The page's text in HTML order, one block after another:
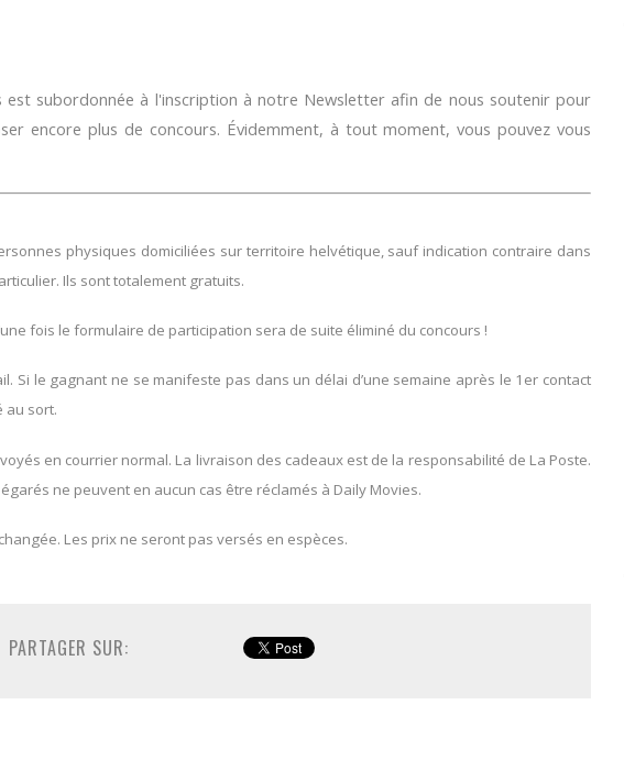
est subordonnée à l'inscription à notre Newsletter afin de nous soutenir pour
encore plus de concours. Évidemment, à tout moment, vous pouvez vous
physiques domiciliées sur territoire helvétique, sauf indication contraire dans
Ils sont totalement gratuits.
fois le formulaire de participation sera de suite éliminé du concours !
Si le gagnant ne se manifeste pas dans un délai d’une semaine après le 1er contact
au sort.
en courrier normal. La livraison des cadeaux est de la responsabilité de La Poste.
ne peuvent en aucun cas être réclamés à Daily Movies.
Les prix ne seront pas versés en espèces.
PARTAGER SUR: